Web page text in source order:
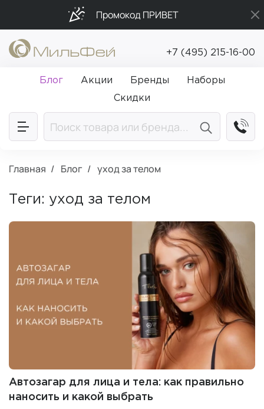
Промокод ПРИВЕТ
Бесплатная доставка от 5 000₽
Подарки в каждый заказ от 5 000₽
+7 (495) 215-16-00
Блог Акции Бренды
Наборы
Скидки
Главная Блог уход за телом
Теги: уход за телом
Автозагар для лица и тела: как правильно
наносить и какой выбрать